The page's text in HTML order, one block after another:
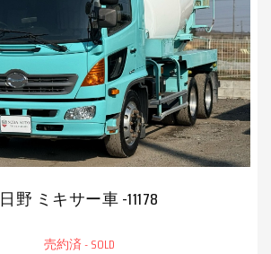
日野 ミキサー車 -11178
売約済 - SOLD